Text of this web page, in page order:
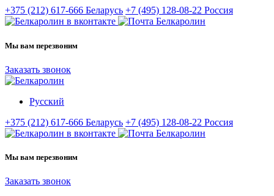
+375 (212) 617-666 Беларусь +7 (495) 128-08-22 Россия
Мы вам перезвоним
Заказать звонок
Русский
+375 (212) 617-666 Беларусь +7 (495) 128-08-22 Россия
Мы вам перезвоним
Заказать звонок